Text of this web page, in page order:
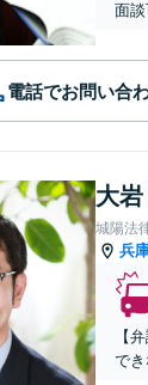
面談
電話でお問い合
大
城陽法
兵
【
で